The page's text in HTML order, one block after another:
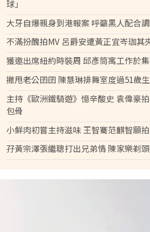
球」
大牙自爆親身到港報案 呼籲黑人配合
不滿扮醜拍MV 呂爵安遭黃正宜岑珈其
獲邀出席紐約時裝周 邱彥筒寓工作於
撇甩老公囝囝 陳慧琳排舞室度過51歲
主持《歐洲鐵騎遊》憶辛酸史 袁偉豪
包骨
小鮮肉初嘗主持滋味 王智騫范麒智願
孖黃宗澤張繼聰打出兄弟情 陳家樂剃